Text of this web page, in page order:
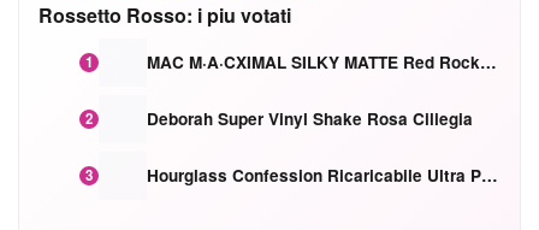
Rossetto Rosso: i piu votati
1 MAC M·A·CXIMAL SILKY MATTE Red Rock mat
2 Deborah Super Vinyl Shake Rosa Ciliegia
3 Hourglass Confession Ricaricabile Ultra Preciso Ad Alta Intensità Secretly Classic Red